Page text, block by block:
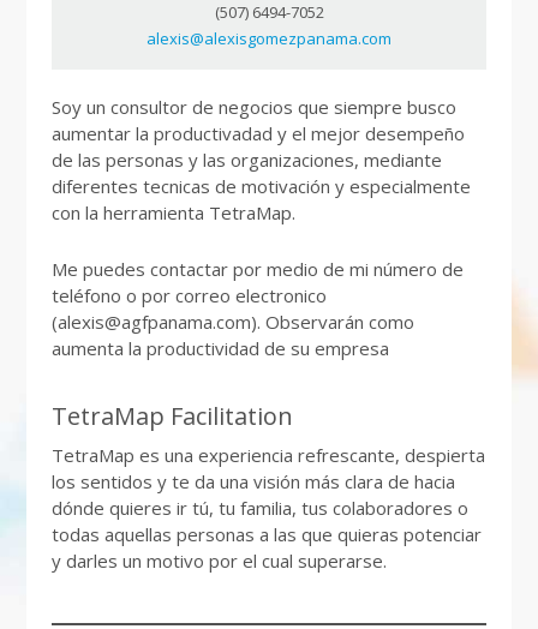
(507) 6494-7052
alexis@alexisgomezpanama.com
Soy un consultor de negocios que siempre busco
aumentar la productivadad y el mejor desempeño
de las personas y las organizaciones, mediante
diferentes tecnicas de motivación y especialmente
con la herramienta TetraMap.
Me puedes contactar por medio de mi número de
teléfono o por correo electronico
(alexis@agfpanama.com). Observarán como
aumenta la productividad de su empresa
TetraMap Facilitation
TetraMap es una experiencia refrescante, despierta
los sentidos y te da una visión más clara de hacia
dónde quieres ir tú, tu familia, tus colaboradores o
todas aquellas personas a las que quieras potenciar
y darles un motivo por el cual superarse.